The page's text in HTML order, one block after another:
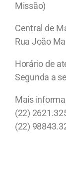
Missão)
Central de
Rua João
Horário de
Segunda a
Mais
(22)
(22)